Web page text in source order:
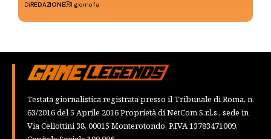
DiREDAZIONE 1 giorno fa
Testata giornalistica registrata presso il Tribunale di Roma, n.
63/2016 del 5 Aprile 2016 Proprietà di NetCom S.r.l.s., sede in
Via Cellottini 38, 00015 Monterotondo, P.IVA 13783471009,